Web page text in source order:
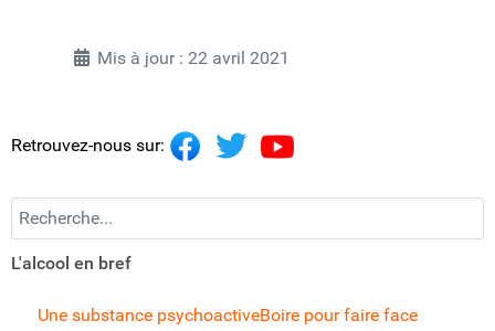
Mis à jour : 22 avril 2021
Retrouvez-nous sur:
Recherchez...
L'alcool en bref
Une substance psychoactiveBoire pour faire face